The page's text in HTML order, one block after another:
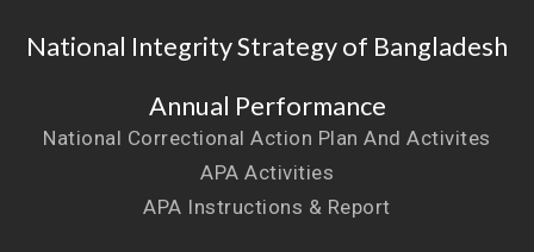
National Integrity Strategy of Bangladesh
Annual Performance
National Correctional Action Plan And Activites
APA Activities
APA Instructions & Report